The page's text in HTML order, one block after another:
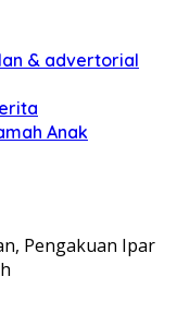
& advertorial
Anak
Pengakuan Ipar